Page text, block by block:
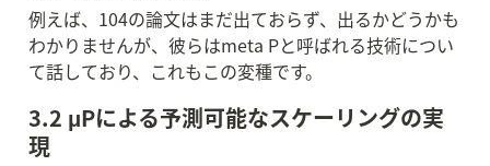
例えば、104の論文はまだ出ておらず、出るかどうかも
わかりませんが、彼らはmeta Pと呼ばれる技術につい
て話しており、これもこの変種です。
3.2 μPによる予測可能なスケーリングの実
現